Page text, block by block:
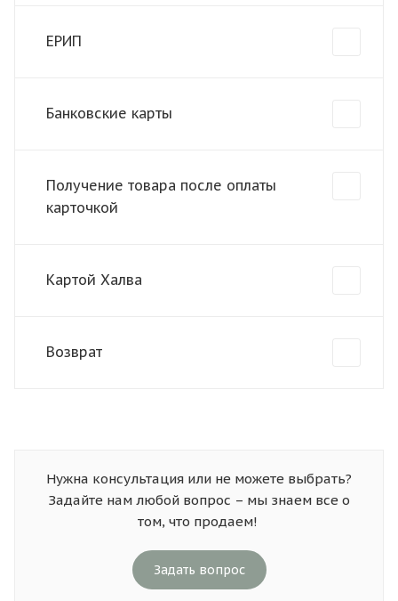
ЕРИП
Банковские карты
Получение товара после оплаты
карточкой
Картой Халва
Возврат
Нужна консультация или не можете выбрать?
Задайте нам любой вопрос – мы знаем все о
том, что продаем!
Задать вопрос